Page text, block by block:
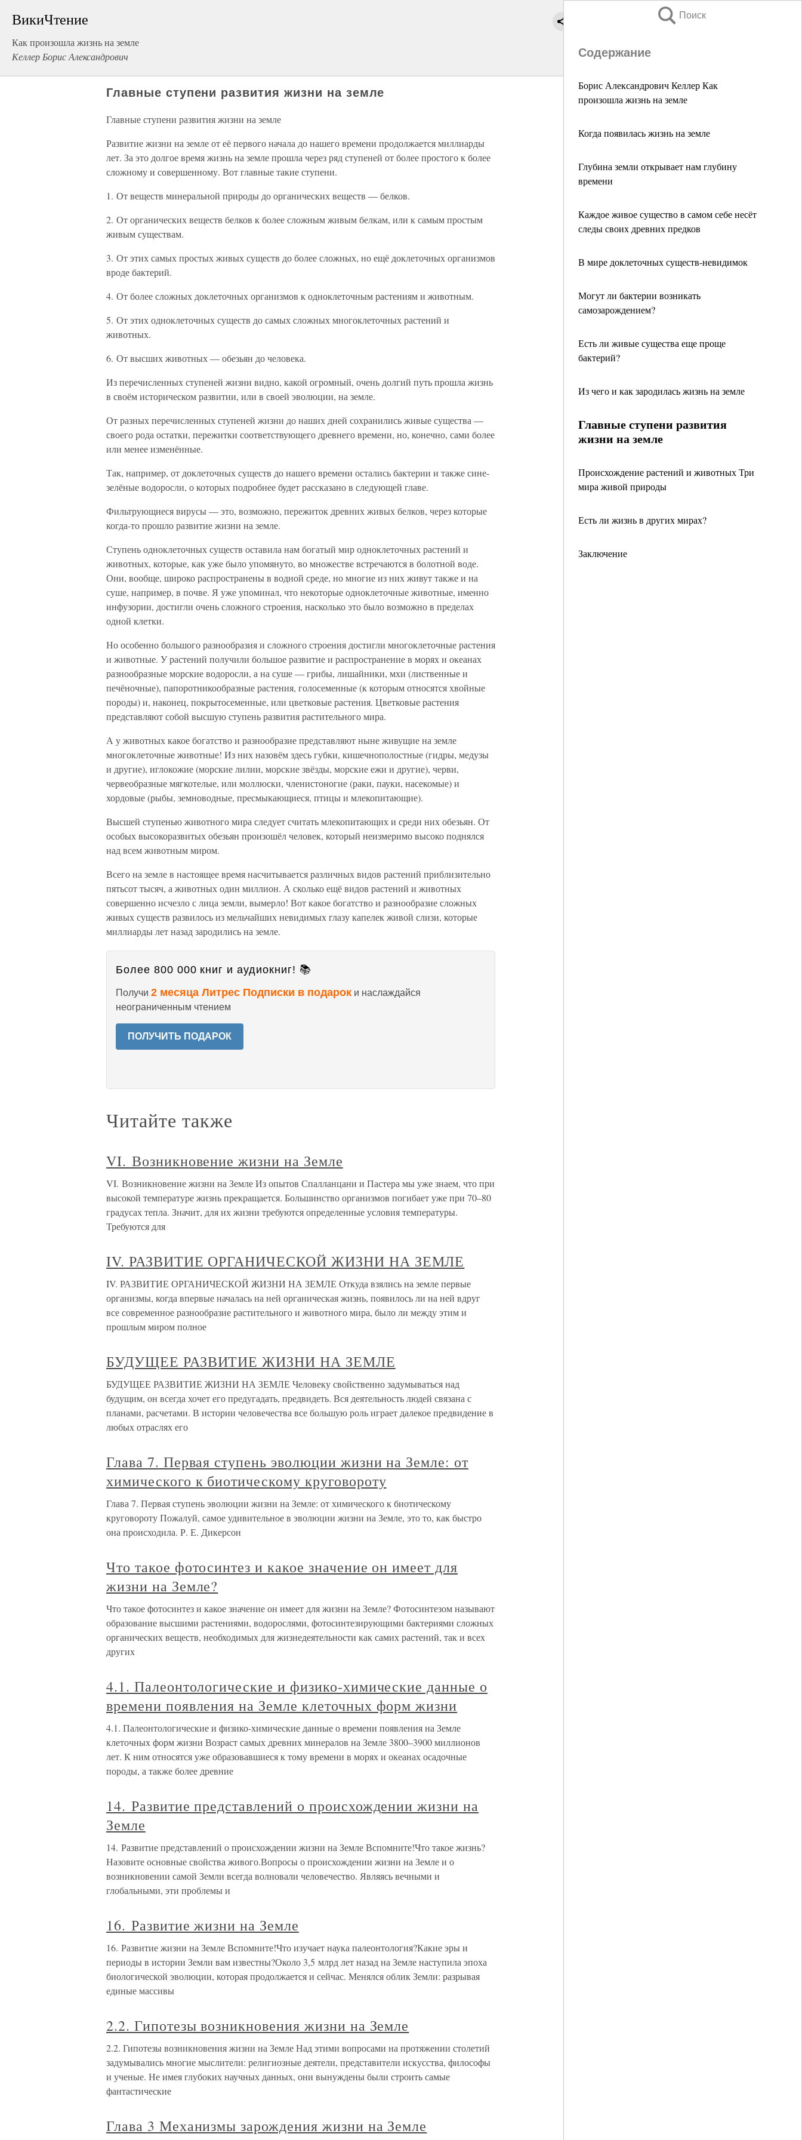
ВикиЧтение
Как произошла жизнь на земле
Келлер Борис Александрович
Поиск
Содержание
Борис Александрович Келлер Как
произошла жизнь на земле
Когда появилась жизнь на земле
Глубина земли открывает нам глубину
времени
Каждое живое существо в самом себе несёт
следы своих древних предков
В мире доклеточных существ-невидимок
Могут ли бактерии возникать
самозарождением?
Есть ли живые существа еще проще
бактерий?
Из чего и как зародилась жизнь на земле
Главные ступени развития
жизни на земле
Происхождение растений и животных Три
мира живой природы
Есть ли жизнь в других мирах?
Заключение
Главные ступени развития жизни на земле
Главные ступени развития жизни на земле
Развитие жизни на земле от её первого начала до нашего времени продолжается миллиарды
лет. За это долгое время жизнь на земле прошла через ряд ступеней от более простого к более
сложному и совершенному. Вот главные такие ступени.
1. От веществ минеральной природы до органических веществ — белков.
2. От органических веществ белков к более сложным живым белкам, или к самым простым
живым существам.
3. От этих самых простых живых существ до более сложных, но ещё доклеточных организмов
вроде бактерий.
4. От более сложных доклеточных организмов к одноклеточным растениям и животным.
5. От этих одноклеточных существ до самых сложных многоклеточных растений и
животных.
6. От высших животных — обезьян до человека.
Из перечисленных ступеней жизни видно, какой огромный, очень долгий путь прошла жизнь
в своём историческом развитии, или в своей эволюции, на земле.
От разных перечисленных ступеней жизни до наших дней сохранились живые существа —
своего рода остатки, пережитки соответствующего древнего времени, но, конечно, сами более
или менее изменённые.
Так, например, от доклеточных существ до нашего времени остались бактерии и также сине-
зелёные водоросли, о которых подробнее будет рассказано в следующей главе.
Фильтрующиеся вирусы — это, возможно, пережиток древних живых белков, через которые
когда-то прошло развитие жизни на земле.
Ступень одноклеточных существ оставила нам богатый мир одноклеточных растений и
животных, которые, как уже было упомянуто, во множестве встречаются в болотной воде.
Они, вообще, широко распространены в водной среде, но многие из них живут также и на
суше, например, в почве. Я уже упоминал, что некоторые одноклеточные животные, именно
инфузории, достигли очень сложного строения, насколько это было возможно в пределах
одной клетки.
Но особенно большого разнообразия и сложного строения достигли многоклеточные растения
и животные. У растений получили большое развитие и распространение в морях и океанах
разнообразные морские водоросли, а на суше — грибы, лишайники, мхи (лиственные и
печёночные), папоротникообразные растения, голосеменные (к которым относятся хвойные
породы) и, наконец, покрытосеменные, или цветковые растения. Цветковые растения
представляют собой высшую ступень развития растительного мира.
А у животных какое богатство и разнообразие представляют ныне живущие на земле
многоклеточные животные! Из них назовём здесь губки, кишечнополостные (гидры, медузы
и другие), иглокожие (морские лилии, морские звёзды, морские ежи и другие), черви,
червеобразные мягкотелые, или моллюски, членистоногие (раки, пауки, насекомые) и
хордовые (рыбы, земноводные, пресмыкающиеся, птицы и млекопитающие).
Высшей ступенью животного мира следует считать млекопитающих и среди них обезьян. От
особых высокоразвитых обезьян произошёл человек, который неизмеримо высоко поднялся
над всем животным миром.
Всего на земле в настоящее время насчитывается различных видов растений приблизительно
пятьсот тысяч, а животных один миллион. А сколько ещё видов растений и животных
совершенно исчезло с лица земли, вымерло! Вот какое богатство и разнообразие сложных
живых существ развилось из мельчайших невидимых глазу капелек живой слизи, которые
миллиарды лет назад зародились на земле.
Более 800 000 книг и аудиокниг! 📚
Получи 2 месяца Литрес Подписки в подарок и наслаждайся
неограниченным чтением
ПОЛУЧИТЬ ПОДАРОК
Читайте также
VI. Возникновение жизни на Земле
VI. Возникновение жизни на Земле Из опытов Спалланцани и Пастера мы уже знаем, что при
высокой температуре жизнь прекращается. Большинство организмов погибает уже при 70–80
градусах тепла. Значит, для их жизни требуются определенные условия температуры.
Требуются для
IV. РАЗВИТИЕ ОРГАНИЧЕСКОЙ ЖИЗНИ НА ЗЕМЛЕ
IV. РАЗВИТИЕ ОРГАНИЧЕСКОЙ ЖИЗНИ НА ЗЕМЛЕ Откуда взялись на земле первые
организмы, когда впервые началась на ней органическая жизнь, появилось ли на ней вдруг
все современное разнообразие растительного и животного мира, было ли между этим и
прошлым миром полное
БУДУЩЕЕ РАЗВИТИЕ ЖИЗНИ НА ЗЕМЛЕ
БУДУЩЕЕ РАЗВИТИЕ ЖИЗНИ НА ЗЕМЛЕ Человеку свойственно задумываться над
будущим, он всегда хочет его предугадать, предвидеть. Вся деятельность людей связана с
планами, расчетами. В истории человечества все большую роль играет далекое предвидение в
любых отраслях его
Глава 7. Первая ступень эволюции жизни на Земле: от
химического к биотическому круговороту
Глава 7. Первая ступень эволюции жизни на Земле: от химического к биотическому
круговороту Пожалуй, самое удивительное в эволюции жизни на Земле, это то, как быстро
она происходила. Р. Е. Дикерсон
Что такое фотосинтез и какое значение он имеет для
жизни на Земле?
Что такое фотосинтез и какое значение он имеет для жизни на Земле? Фотосинтезом называют
образование высшими растениями, водорослями, фотосинтезирующими бактериями сложных
органических веществ, необходимых для жизнедеятельности как самих растений, так и всех
других
4.1. Палеонтологические и физико-химические данные о
времени появления на Земле клеточных форм жизни
4.1. Палеонтологические и физико-химические данные о времени появления на Земле
клеточных форм жизни Возраст самых древних минералов на Земле 3800–3900 миллионов
лет. К ним относятся уже образовавшиеся к тому времени в морях и океанах осадочные
породы, а также более древние
14. Развитие представлений о происхождении жизни на
Земле
14. Развитие представлений о происхождении жизни на Земле Вспомните!Что такое жизнь?
Назовите основные свойства живого.Вопросы о происхождении жизни на Земле и о
возникновении самой Земли всегда волновали человечество. Являясь вечными и
глобальными, эти проблемы и
16. Развитие жизни на Земле
16. Развитие жизни на Земле Вспомните!Что изучает наука палеонтология?Какие эры и
периоды в истории Земли вам известны?Около 3,5 млрд лет назад на Земле наступила эпоха
биологической эволюции, которая продолжается и сейчас. Менялся облик Земли: разрывая
единые массивы
2.2. Гипотезы возникновения жизни на Земле
2.2. Гипотезы возникновения жизни на Земле Над этими вопросами на протяжении столетий
задумывались многие мыслители: религиозные деятели, представители искусства, философы
и ученые. Не имея глубоких научных данных, они вынуждены были строить самые
фантастические
Глава 3 Механизмы зарождения жизни на Земле